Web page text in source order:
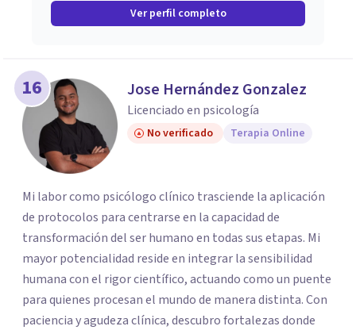
Ver perfil completo
16 Jose Hernández Gonzalez
Licenciado en psicología
No verificado Terapia Online
Mi labor como psicólogo clínico trasciende la aplicación
de protocolos para centrarse en la capacidad de
transformación del ser humano en todas sus etapas. Mi
mayor potencialidad reside en integrar la sensibilidad
humana con el rigor científico, actuando como un puente
para quienes procesan el mundo de manera distinta. Con
paciencia y agudeza clínica, descubro fortalezas donde